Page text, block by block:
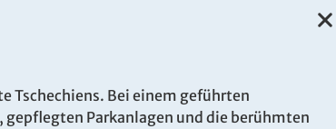
Tschechiens. Bei einem geführten
Parkanlagen und die berühmten